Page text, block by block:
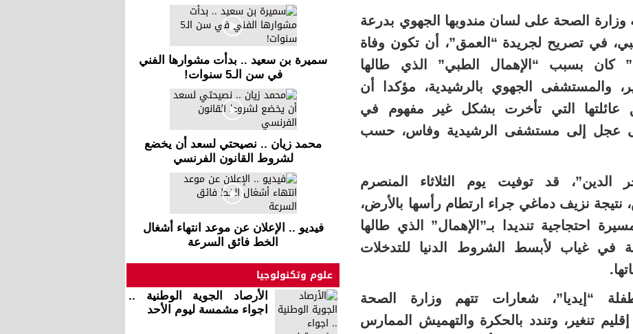
الصحة على لسان مندوبها الجهوي بدرعة
في تصريح لجريدة “العمق”، أن تكون وفاة
كان بسبب “الإهمال الطبي” الذي طالها
والمستشفى الجهوي بالرشيدية، مؤكدا أن
عائلتها التي تأخرت بشكل غير مفهوم في
عجل إلى مستشفى الرشيدية وفاس، حسب
الدين”، قد توفيت يوم الثلاثاء المنصرم
نزيف دماغي جراء ارتطام رأسها بالأرض،
احتجاجية تنديدا بـ”الإهمال” الذي طالها
في غياب لأبسط الشروط الدنيا للتدخلات
“إيديا”، شعارات تتهم وزارة الصحة
إقليم تنغير، وتندد بالحكرة والتهميش الممارس
سميرة بن سعيد .. بدأت مشوارها الفني
في سن الـ5 سنوات!
محمد زيان .. نصيحتي لسعد أن يخضع
لشروط القانون الفرنسي
فيديو .. الإعلان عن موعد انتهاء أشغال
الخط فائق السرعة
علوم وتكنولوجيا
الأرصاد الجوية الوطنية ..
اجواء مشمسة ليوم الأحد